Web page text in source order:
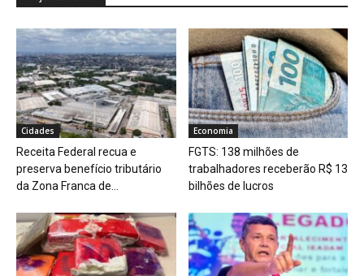
Cidades
Receita Federal recua e
preserva benefício tributário
da Zona Franca de...
Economia
FGTS: 138 milhões de
trabalhadores receberão R$ 13
bilhões de lucros